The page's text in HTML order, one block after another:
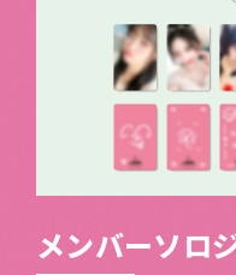
メンバーソロ